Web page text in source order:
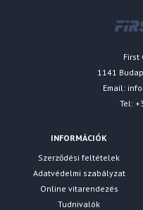
First
1141
Email:
Tel:
INFORMÁCIÓK
Szerződési feltételek
Adatvédelmi szabályzat
Online vitarendezés
Tudnivalók